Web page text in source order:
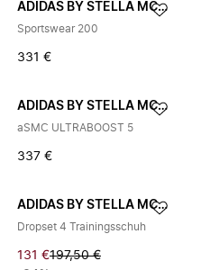
ADIDAS BY STELLA MCCARTNEY
Sportswear 200
331 €
ADIDAS BY STELLA MCCARTNEY
aSMC ULTRABOOST 5
337 €
ADIDAS BY STELLA MCCARTNEY
Dropset 4 Trainingsschuh
131 €197,50 €